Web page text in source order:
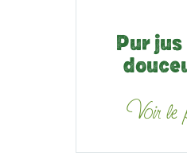
Pur
Voir le